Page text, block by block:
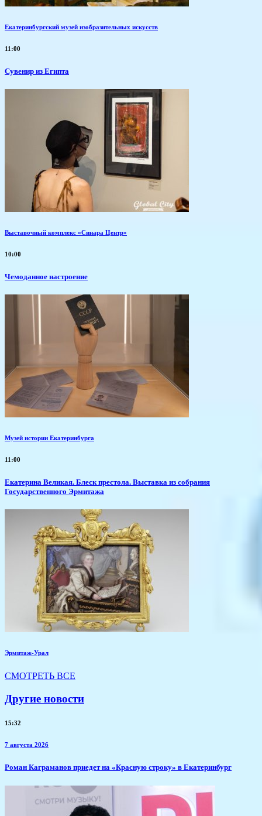
Екатеринбургский музей изобразительных искусств
11:00
Сувенир из Египта
Выставочный комплекс «Синара Центр»
10:00
Чемоданное настроение
Музей истории Екатеринбурга
11:00
Екатерина Великая. Блеск престола. Выставка из собрания
Государственного Эрмитажа
Эрмитаж-Урал
СМОТРЕТЬ ВСЕ
Другие новости
15:32
7 августа 2026
​Роман Каграманов приедет на «Красную строку» в Екатеринбург